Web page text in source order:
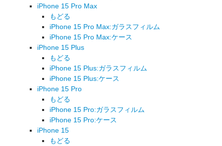
iPhone 15 Pro Max
もどる
iPhone 15 Pro Max:ガラスフィルム
iPhone 15 Pro Max:ケース
iPhone 15 Plus
もどる
iPhone 15 Plus:ガラスフィルム
iPhone 15 Plus:ケース
iPhone 15 Pro
もどる
iPhone 15 Pro:ガラスフィルム
iPhone 15 Pro:ケース
iPhone 15
もどる